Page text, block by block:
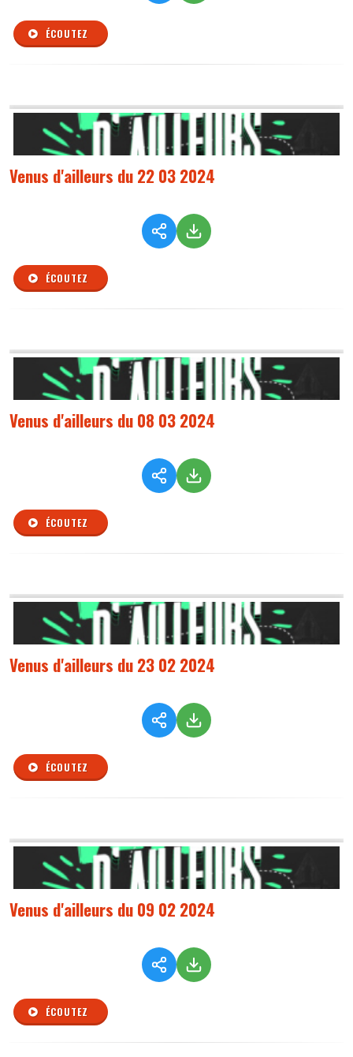
ÉCOUTEZ
Venus d'ailleurs du 22 03 2024
ÉCOUTEZ
Venus d'ailleurs du 08 03 2024
ÉCOUTEZ
Venus d'ailleurs du 23 02 2024
ÉCOUTEZ
Venus d'ailleurs du 09 02 2024
ÉCOUTEZ